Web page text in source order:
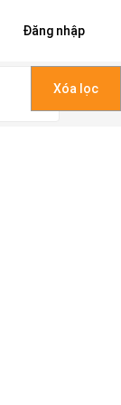
Đăng nhập
Xóa lọc